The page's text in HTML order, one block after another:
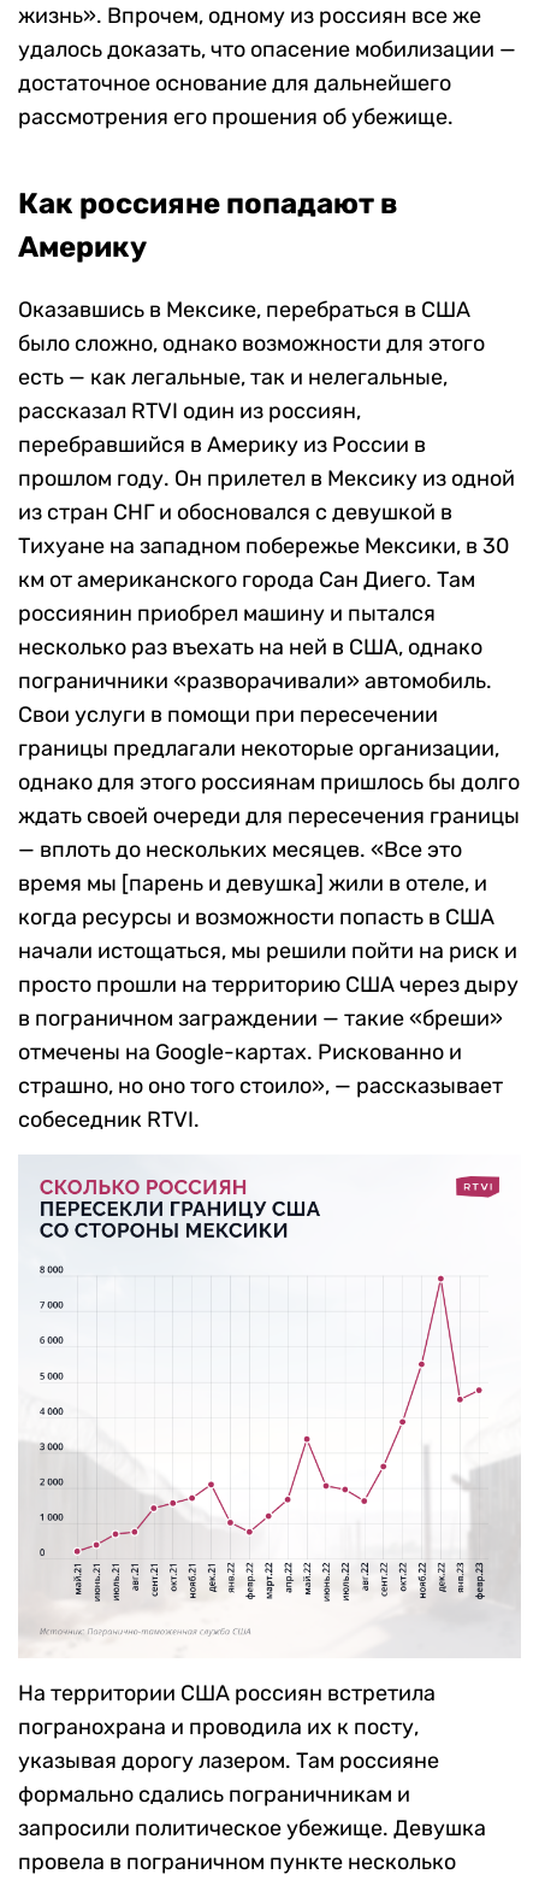
жизнь». Впрочем, одному из россиян все же
удалось доказать, что опасение мобилизации —
достаточное основание для дальнейшего
рассмотрения его прошения об убежище.
Как россияне попадают в
Америку
Оказавшись в Мексике, перебраться в США
было сложно, однако возможности для этого
есть — как легальные, так и нелегальные,
рассказал RTVI один из россиян,
перебравшийся в Америку из России в
прошлом году. Он прилетел в Мексику из одной
из стран СНГ и обосновался с девушкой в
Тихуане на западном побережье Мексики, в 30
км от американского города Сан Диего. Там
россиянин приобрел машину и пытался
несколько раз въехать на ней в США, однако
пограничники «разворачивали» автомобиль.
Свои услуги в помощи при пересечении
границы предлагали некоторые организации,
однако для этого россиянам пришлось бы долго
ждать своей очереди для пересечения границы
— вплоть до нескольких месяцев. «Все это
время мы [парень и девушка] жили в отеле, и
когда ресурсы и возможности попасть в США
начали истощаться, мы решили пойти на риск и
просто прошли на территорию США через дыру
в пограничном заграждении — такие «бреши»
отмечены на Google-картах. Рискованно и
страшно, но оно того стоило», — рассказывает
собеседник RTVI.
На территории США россиян встретила
погранохрана и проводила их к посту,
указывая дорогу лазером. Там россияне
формально сдались пограничникам и
запросили политическое убежище. Девушка
провела в пограничном пункте несколько